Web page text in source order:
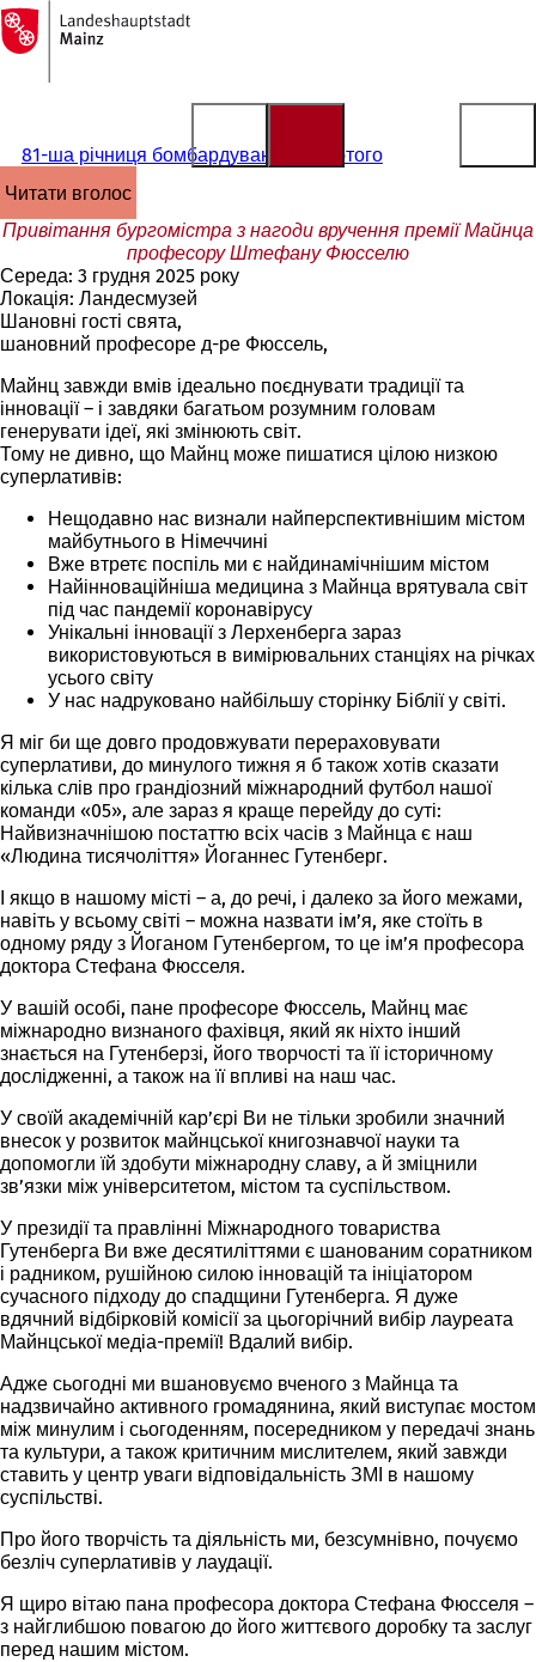
Перейти до змісту
На
головну
сторінку
81-ша річниця бомбардування 27 лютого
читати вголос
Привітання бургомістра з нагоди вручення премії Майнца
професору Штефану Фюсселю
Середа: 3 грудня 2025 року
Локація: Ландесмузей
Шановні гості свята,
шановний професоре д-ре Фюссель,
Майнц завжди вмів ідеально поєднувати традиції та
інновації – і завдяки багатьом розумним головам
генерувати ідеї, які змінюють світ.
Тому не дивно, що Майнц може пишатися цілою низкою
суперлативів:
Нещодавно нас визнали найперспективнішим містом
майбутнього в Німеччині
Вже втретє поспіль ми є найдинамічнішим містом
Найінноваційніша медицина з Майнца врятувала світ
під час пандемії коронавірусу
Унікальні інновації з Лерхенберга зараз
використовуються в вимірювальних станціях на річках
усього світу
У нас надруковано найбільшу сторінку Біблії у світі.
Я міг би ще довго продовжувати перераховувати
суперлативи, до минулого тижня я б також хотів сказати
кілька слів про грандіозний міжнародний футбол нашої
команди «05», але зараз я краще перейду до суті:
Найвизначнішою постаттю всіх часів з Майнца є наш
«Людина тисячоліття» Йоганнес Гутенберг.
І якщо в нашому місті – а, до речі, і далеко за його межами,
навіть у всьому світі – можна назвати ім’я, яке стоїть в
одному ряду з Йоганом Гутенбергом, то це ім’я професора
доктора Стефана Фюсселя.
У вашій особі, пане професоре Фюссель, Майнц має
міжнародно визнаного фахівця, який як ніхто інший
знається на Гутенберзі, його творчості та її історичному
дослідженні, а також на її впливі на наш час.
У своїй академічній кар’єрі Ви не тільки зробили значний
внесок у розвиток майнцської книгознавчої науки та
допомогли їй здобути міжнародну славу, а й зміцнили
зв’язки між університетом, містом та суспільством.
У президії та правлінні Міжнародного товариства
Гутенберга Ви вже десятиліттями є шанованим соратником
і радником, рушійною силою інновацій та ініціатором
сучасного підходу до спадщини Гутенберга. Я дуже
вдячний відбірковій комісії за цьогорічний вибір лауреата
Майнцської медіа-премії! Вдалий вибір.
Адже сьогодні ми вшановуємо вченого з Майнца та
надзвичайно активного громадянина, який виступає мостом
між минулим і сьогоденням, посередником у передачі знань
та культури, а також критичним мислителем, який завжди
ставить у центр уваги відповідальність ЗМІ в нашому
суспільстві.
Про його творчість та діяльність ми, безсумнівно, почуємо
безліч суперлативів у лаудації.
Я щиро вітаю пана професора доктора Стефана Фюсселя –
з найглибшою повагою до його життєвого доробку та заслуг
перед нашим містом.